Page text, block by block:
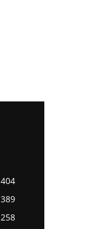
404
389
258